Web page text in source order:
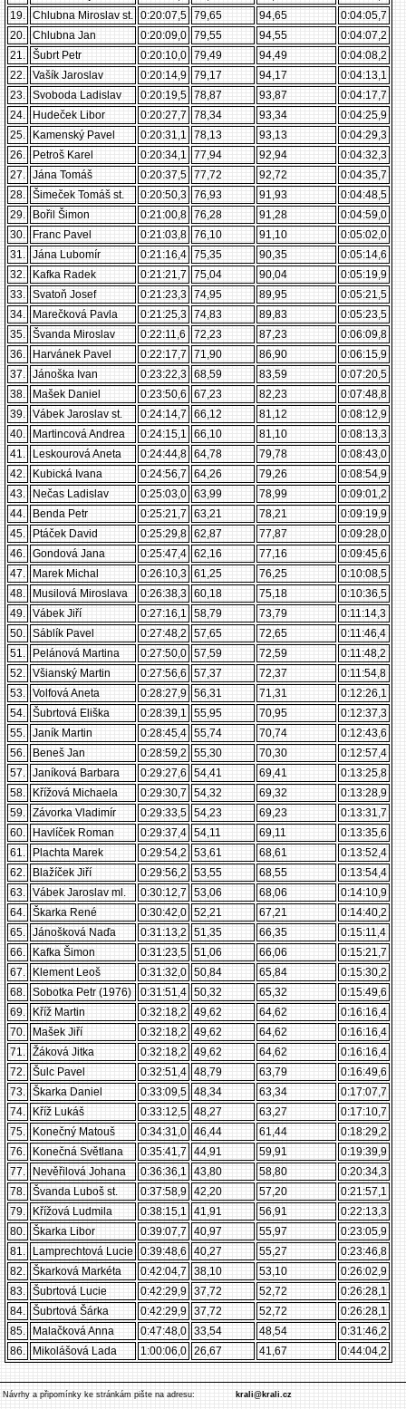
19. Chlubna Miroslav st. 0:20:07,5 79,65 94,65
0:04:05,7
20. Chlubna Jan 0:20:09,0 79,55 94,55
0:04:07,2
21. Šubrt Petr 0:20:10,0 79,49 94,49
0:04:08,2
22. Vašík Jaroslav 0:20:14,9 79,17 94,17
0:04:13,1
23. Svoboda Ladislav 0:20:19,5 78,87 93,87
0:04:17,7
24.
Hudeček Libor 0:20:27,7 78,34 93,34
0:04:25,9
25.
Kamenský Pavel 0:20:31,1 78,13 93,13
0:04:29,3
26.
Petroš Karel 0:20:34,1 77,94 92,94
0:04:32,3
27. Jána Tomáš 0:20:37,5 77,72 92,72
0:04:35,7
28. Šimeček Tomáš st. 0:20:50,3 76,93 91,93
0:04:48,5
29.
Bořil Šimon 0:21:00,8 76,28 91,28
0:04:59,0
30.
Franc Pavel 0:21:03,8 76,10 91,10
0:05:02,0
31. Jána Lubomír 0:21:16,4 75,35 90,35
0:05:14,6
32.
Kafka Radek 0:21:21,7 75,04 90,04
0:05:19,9
33. Svatoň Josef 0:21:23,3 74,95 89,95
0:05:21,5
34.
Marečková Pavla 0:21:25,3 74,83 89,83
0:05:23,5
35. Švanda Miroslav 0:22:11,6 72,23 87,23
0:06:09,8
36.
Harvánek Pavel 0:22:17,7 71,90 86,90
0:06:15,9
37. Jánoška Ivan 0:23:22,3 68,59 83,59
0:07:20,5
38.
Mašek Daniel 0:23:50,6 67,23 82,23
0:07:48,8
39. Vábek Jaroslav st. 0:24:14,7 66,12 81,12
0:08:12,9
40.
Martincová Andrea 0:24:15,1 66,10 81,10
0:08:13,3
41.
Leskourová Aneta 0:24:44,8 64,78 79,78
0:08:43,0
42.
Kubická Ivana 0:24:56,7 64,26 79,26
0:08:54,9
43.
Nečas Ladislav 0:25:03,0 63,99 78,99
0:09:01,2
44.
Benda Petr 0:25:21,7 63,21 78,21
0:09:19,9
45.
Ptáček David 0:25:29,8 62,87 77,87
0:09:28,0
46. Gondová Jana 0:25:47,4 62,16 77,16
0:09:45,6
47.
Marek Michal 0:26:10,3 61,25 76,25
0:10:08,5
48.
Musilová Miroslava 0:26:38,3 60,18 75,18
0:10:36,5
49. Vábek Jiří 0:27:16,1 58,79 73,79
0:11:14,3
50. Sáblík Pavel 0:27:48,2 57,65 72,65
0:11:46,4
51.
Pelánová Martina 0:27:50,0 57,59 72,59
0:11:48,2
52. Všianský Martin 0:27:56,6 57,37 72,37
0:11:54,8
53. Volfová Aneta 0:28:27,9 56,31 71,31
0:12:26,1
54. Šubrtová Eliška 0:28:39,1 55,95 70,95
0:12:37,3
55. Janík Martin 0:28:45,4 55,74 70,74
0:12:43,6
56.
Beneš Jan 0:28:59,2 55,30 70,30
0:12:57,4
57. Janíková Barbara 0:29:27,6 54,41 69,41
0:13:25,8
58.
Křížová Michaela 0:29:30,7 54,32 69,32
0:13:28,9
59. Závorka Vladimír 0:29:33,5 54,23 69,23
0:13:31,7
60.
Havlíček Roman 0:29:37,4 54,11 69,11
0:13:35,6
61.
Plachta Marek 0:29:54,2 53,61 68,61
0:13:52,4
62.
Blažíček Jiří 0:29:56,2 53,55 68,55
0:13:54,4
63. Vábek Jaroslav ml. 0:30:12,7 53,06 68,06
0:14:10,9
64. Škarka René 0:30:42,0 52,21 67,21
0:14:40,2
65. Jánošková Naďa 0:31:13,2 51,35 66,35
0:15:11,4
66.
Kafka Šimon 0:31:23,5 51,06 66,06
0:15:21,7
67.
Klement Leoš 0:31:32,0 50,84 65,84
0:15:30,2
68. Sobotka Petr (1976) 0:31:51,4 50,32 65,32
0:15:49,6
69.
Kříž Martin 0:32:18,2 49,62 64,62
0:16:16,4
70.
Mašek Jiří 0:32:18,2 49,62 64,62
0:16:16,4
71. Žáková Jitka 0:32:18,2 49,62 64,62
0:16:16,4
72. Šulc Pavel 0:32:51,4 48,79 63,79
0:16:49,6
73. Škarka Daniel 0:33:09,5 48,34 63,34
0:17:07,7
74.
Kříž Lukáš 0:33:12,5 48,27 63,27
0:17:10,7
75.
Konečný Matouš 0:34:31,0 46,44 61,44
0:18:29,2
76.
Konečná Světlana 0:35:41,7 44,91 59,91
0:19:39,9
77.
Nevěřilová Johana 0:36:36,1 43,80 58,80
0:20:34,3
78. Švanda Luboš st. 0:37:58,9 42,20 57,20
0:21:57,1
79.
Křížová Ludmila 0:38:15,1 41,91 56,91
0:22:13,3
80. Škarka Libor 0:39:07,7 40,97 55,97
0:23:05,9
81.
Lamprechtová Lucie 0:39:48,6 40,27 55,27
0:23:46,8
82. Škarková Markéta 0:42:04,7 38,10 53,10
0:26:02,9
83. Šubrtová Lucie 0:42:29,9 37,72 52,72
0:26:28,1
84. Šubrtová Šárka 0:42:29,9 37,72 52,72
0:26:28,1
85.
Malačková Anna 0:47:48,0 33,54 48,54
0:31:46,2
86.
Mikolášová Lada 1:00:06,0 26,67 41,67 0:44:04,2
Návrhy a připomínky ke stránkám pište na adresu: krali@krali.cz